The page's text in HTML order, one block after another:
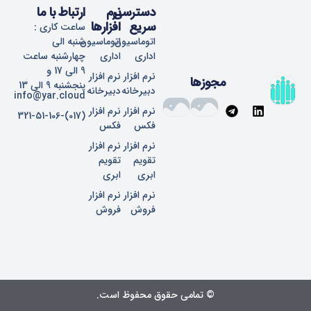
نرم
افزارها
اتوماسیون
اداری
نرم افزار
دبیرخانه
نرم افزار
فکس
نرم افزار
تقویم
ابری
نرم افزار
فروش
دسترسی
سریع
اتوماسیون
اداری
نرم افزار
دبیرخانه
نرم افزار
فکس
نرم افزار
تقویم
ابری
نرم افزار
فروش
ارتباط با ما
ساعت کاری :
شنبه الی
چهارشنبه ساعت
9 الی 17 و
پنجشنبه 9 الی 13
info@yar.cloud
(017)-321-51-106
مجوزها
L
i
T
e
© تمامی حقوق محفوظ است.